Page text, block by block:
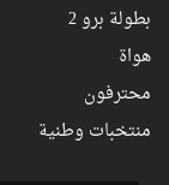
بطولة برو 2
هواة
محترفون
منتخبات وطنية